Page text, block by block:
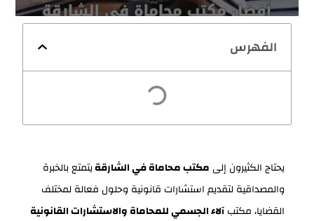
الفهرس
يحتاج الكثيرون إلى مكتب محاماة في الشارقةيتمتع بالخبرة
والمصداقية لتقديم استشارات قانونية وحلول فعالة لمختلف
القضايا، مكتبآلاء الجسمي للمحاماة والاستشارات القانونية